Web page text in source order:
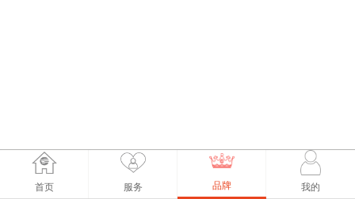
首页 服务 品牌 我的